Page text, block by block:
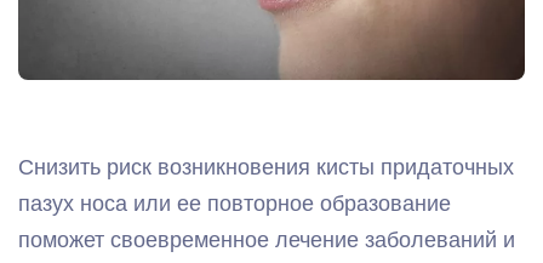
Снизить риск возникновения кисты придаточных
пазух носа или ее повторное образование
поможет своевременное лечение заболеваний и